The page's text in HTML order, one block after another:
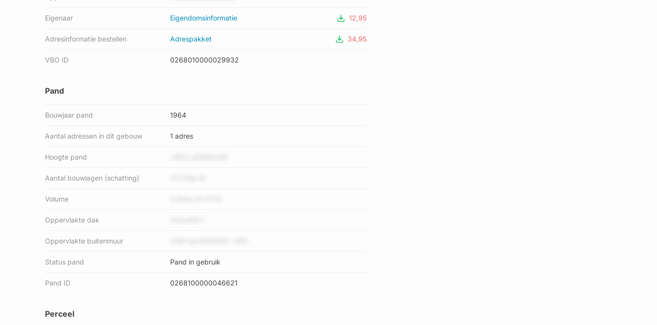
Eigenaar Eigendomsinformatie 12,95
Adresinformatie bestellen Adrespakket 34,95
VBO ID 0268010000029932
Pand
Bouwjaar pand 1964
Aantal adressen in dit gebouw 1 adres
Hoogte pand
Aantal bouwlagen (schatting)
Volume
Oppervlakte dak
Oppervlakte buitenmuur
Status pand Pand in gebruik
Pand ID 0268100000046621
Perceel